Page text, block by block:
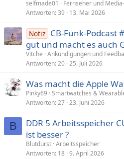
selfmade01
Fernseher und
Antworten 39 13. Mai 2026
Notiz CB-Funk-Podcast
gut und macht es auch
Vitche Ankündigungen und
Antworten 20 25. Juli 2026
Was macht die Apple
Pinky69 Smartwatches &
Antworten 27 23. Juni 2026
B
DDR 5 Arbeitsspeicher
ist besser ?
Blutdurst Arbeitsspeicher
Antworten 18 9. April 2026